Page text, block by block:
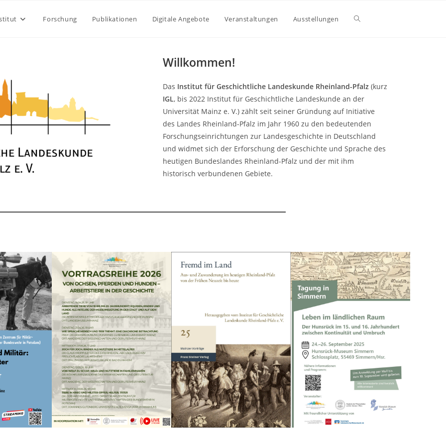
Forschung Publikationen Digitale Angebote Veranstaltungen Ausstellungen Website-
umschalten
Startseite
Willkommen!
Das Institut für Geschichtliche Landeskunde Rheinland-Pfalz (kurz
IGL, bis 2022 Institut für Geschichtliche Landeskunde an der
Universität Mainz e. V.) zählt seit seiner Gründung auf Initiative
des Landes Rheinland-Pfalz im Jahr 1960 zu den bedeutenden
Forschungseinrichtungen zur Landesge­schichte in Deutschland
und widmet sich der Erforschung der Geschichte und Sprache des
heutigen Bundeslandes Rheinland-Pfalz und der mit ihm
historisch verbundenen Gebiete.